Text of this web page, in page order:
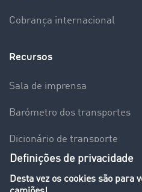
Cobrança internacional
Recursos
Sala de imprensa
Barómetro dos transportes
Dicionário de transporte
Visão geral da Bolsa de Cargas